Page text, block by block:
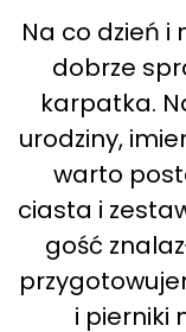
Na co dzień i
dobrze
karpatka.
urodziny,
warto
ciasta i
gość
i pierniki